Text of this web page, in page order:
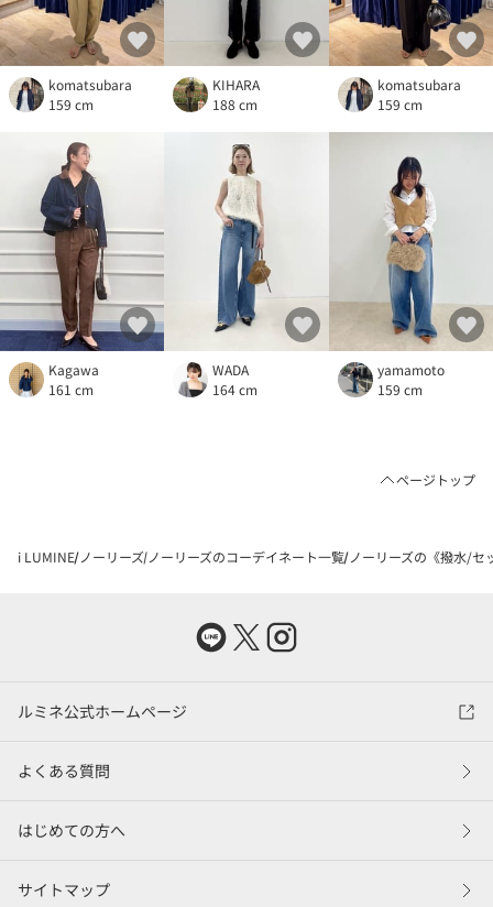
komatsubara
159 cm
KIHARA
188 cm
komatsubara
159 cm
Kagawa
161 cm
WADA
164 cm
yamamoto
159 cm
ページトップ
i LUMINE ノーリーズ ノーリーズのコーデイネート一覧 ノーリーズの《撥水/セ
ルミネ公式ホームページ
よくある質問
はじめての方へ
サイトマップ